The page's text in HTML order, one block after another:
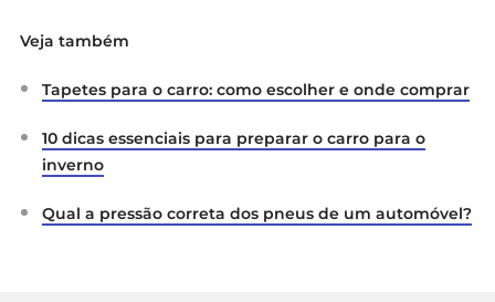
Veja também
Tapetes para o carro: como escolher e onde comprar
10 dicas essenciais para preparar o carro para o
inverno
Qual a pressão correta dos pneus de um automóvel?